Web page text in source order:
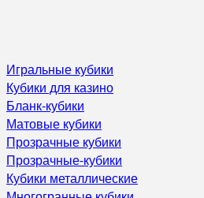
Игральные кубики
Кубики для казино
Бланк-кубики
Матовые кубики
Прозрачные кубики
Прозрачные-кубики
Кубики металлические